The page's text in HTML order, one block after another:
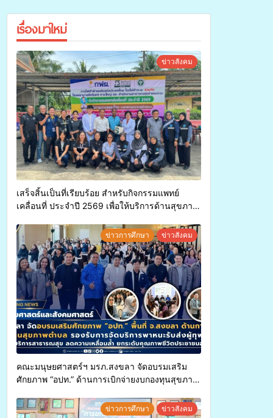
เรื่องมาใหม่
ข่าวสังคม
เสร็จสิ้นเป็นที่เรียบร้อย สำหรับกิจกรรมแพทย์
เคลื่อนที่ ประจำปี 2569 เพื่อให้บริการด้านสุขภาพ
ข่าวการศึกษา ข่าวสังคม
คณะมนุษยศาสตร์ฯ มรภ.สงขลา จัดอบรมเสริม
ศักยภาพ “อปท.” ด้านการเบิกจ่ายงบกองทุนสุขภาพ
ทุพพลภาพเพื่อเข้ารับบริการสาธารณสุข ลดความ
ข่าวการศึกษา ข่าวสังคม